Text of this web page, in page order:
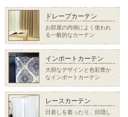
ドレープカーテン
お部屋の内側によく使われ
る一般的なカーテン
インポートカーテン
大胆なデザインと色彩豊か
なインポートカーテン
レースカーテン
日差しを遮ったり、目隠し